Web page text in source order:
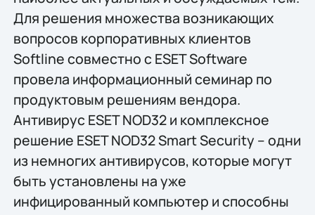
Для решения множества возникающих
вопросов корпоративных клиентов
Softline совместно с ESET Software
провела информационный семинар по
продуктовым решениям вендора.
Антивирус ESET NOD32 и комплексное
решение ESET NOD32 Smart Security – одни
из немногих антивирусов, которые могут
быть установлены на уже
инфицированный компьютер и способны